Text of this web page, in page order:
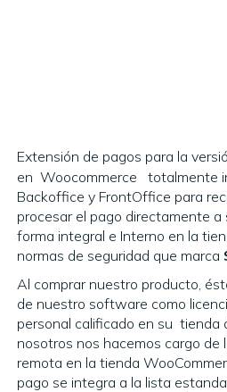
Extensión de pagos para la
en Woocommerce totalmente
Backoffice y FrontOffice para
procesar el pago directamente
forma integral e Interno en la
normas de seguridad que marca
Al comprar nuestro producto,
de nuestro software como
personal calificado en su tienda
nosotros nos hacemos cargo de
remota en la tienda
pago se integra a la lista